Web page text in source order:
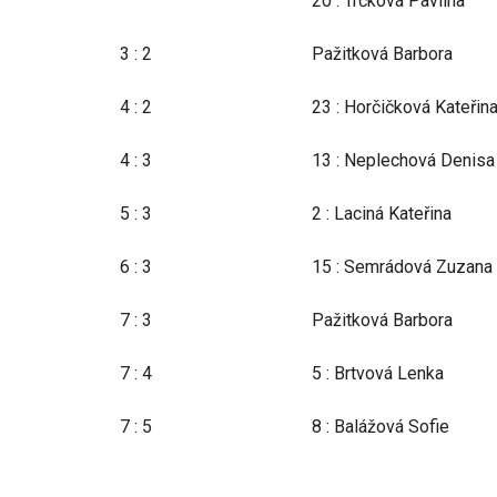
3 : 2 Pažitková Barbora
4 : 2 23 : Horčičková Kateřina
4 : 3 13 : Neplechová Denisa
5 : 3 2 : Laciná Kateřina
6 : 3 15 : Semrádová Zuzana
7 : 3 Pažitková Barbora
7 : 4 5 : Brtvová Lenka
7 : 5 8 : Balážová Sofie